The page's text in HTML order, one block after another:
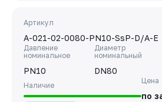
Артикул
A-021-02-0080-PN10-SsP-D/A-E
Давление
номинальное
PN10
Диаметр
номинальный
DN80
Наличие
Цена
по